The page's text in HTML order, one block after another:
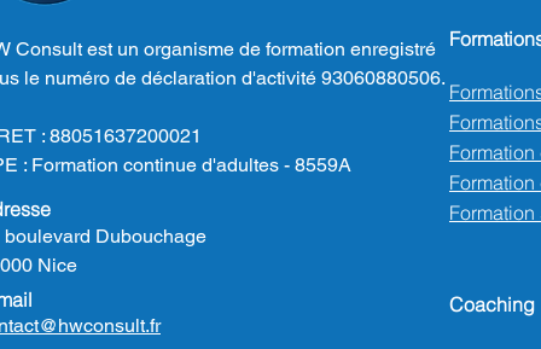
Consult est un organisme de formation enregistré
le numéro de déclaration d'activité 93060880506.
: 88051637200021
: Formation continue d'adultes - 8559A
boulevard Dubouchage
Nice
Coaching